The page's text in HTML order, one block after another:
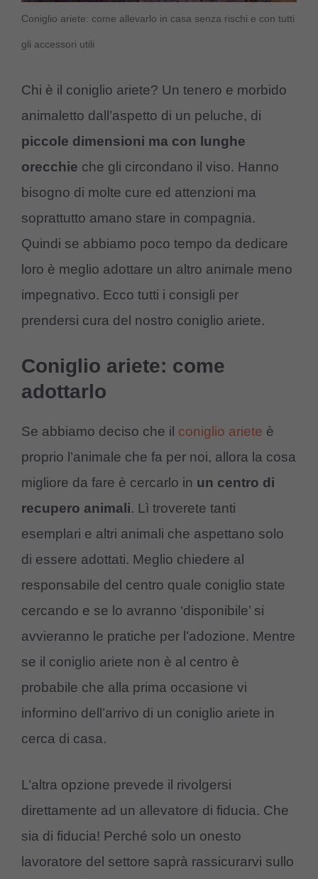
Coniglio ariete: come allevarlo in casa senza rischi e con tutti
gli accessori utili
Chi è il coniglio ariete? Un tenero e morbido
animaletto dall’aspetto di un peluche, di
piccole dimensioni ma con lunghe
orecchie che gli circondano il viso. Hanno
bisogno di molte cure ed attenzioni ma
soprattutto amano stare in compagnia.
Quindi se abbiamo poco tempo da dedicare
loro è meglio adottare un altro animale meno
impegnativo. Ecco tutti i consigli per
prendersi cura del nostro coniglio ariete.
Coniglio ariete: come
adottarlo
Se abbiamo deciso che il coniglio ariete è
proprio l’animale che fa per noi, allora la cosa
migliore da fare è cercarlo in un centro di
recupero animali. Lì troverete tanti
esemplari e altri animali che aspettano solo
di essere adottati. Meglio chiedere al
responsabile del centro quale coniglio state
cercando e se lo avranno ‘disponibile’ si
avvieranno le pratiche per l’adozione. Mentre
se il coniglio ariete non è al centro è
probabile che alla prima occasione vi
informino dell’arrivo di un coniglio ariete in
cerca di casa.
L’altra opzione prevede il rivolgersi
direttamente ad un allevatore di fiducia. Che
sia di fiducia! Perché solo un onesto
lavoratore del settore saprà rassicurarvi sullo